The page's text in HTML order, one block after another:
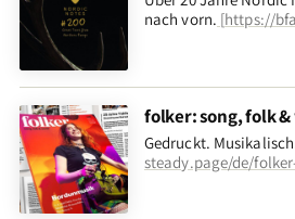
nach vorn. [https://
folker: song, folk
Gedruckt.
steady.page/de/